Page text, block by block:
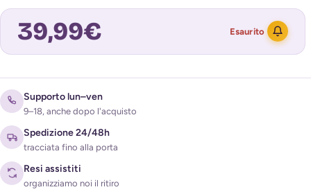
39,99€ Esaurito
Supporto lun–ven
9–18, anche dopo l'acquisto
Spedizione 24/48h
tracciata fino alla porta
Resi assistiti
organizziamo noi il ritiro